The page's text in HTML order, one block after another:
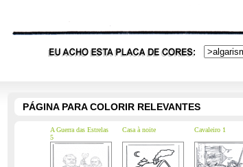
PÁGINA PARA COLORIR RELEVANTES
A Guerra das Estrelas
5
Casa à noite Cavaleiro 1